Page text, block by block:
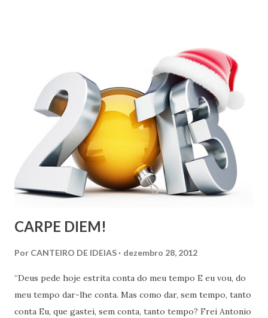
CARPE DIEM!
Por CANTEIRO DE IDEIAS dezembro 28, 2012
“Deus pede hoje estrita conta do meu tempo E eu vou, do
meu tempo dar-lhe conta. Mas como dar, sem tempo, tanto
conta Eu, que gastei, sem conta, tanto tempo? Frei Antonio